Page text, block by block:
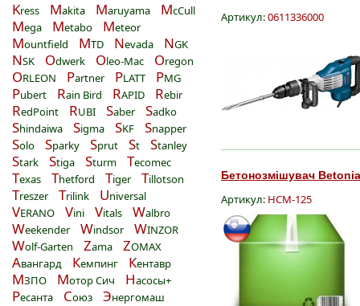
Kress Makita Maruyama McCull
Mega Metabo Meteor
Mountfield MTD Nevada NGK
NSK Odwerk Oleo-Mac Oregon
ORLEON Partner PLATT PMG
Pubert Rain Bird RAPID Rebir
RedPoint RUBI Saber Sadko
Shindaiwa Sigma SKF Snapper
Solo Sparky Sprut St Stanley
Stark Stiga Sturm Tecomec
Texas Thetford Tiger Tillotson
Treszer Trilink Universal
VERANO Vini Vitals Walbro
Weekender Windsor WINZOR
Wolf-Garten Zama ZOMAX
Авангард Кемпинг Кентавр
МЗПО Мотор Сич Насосы+
Ресанта Союз Энергомаш
Артикул:0611336000
Бетонозмішувач
Артикул: НСМ-125